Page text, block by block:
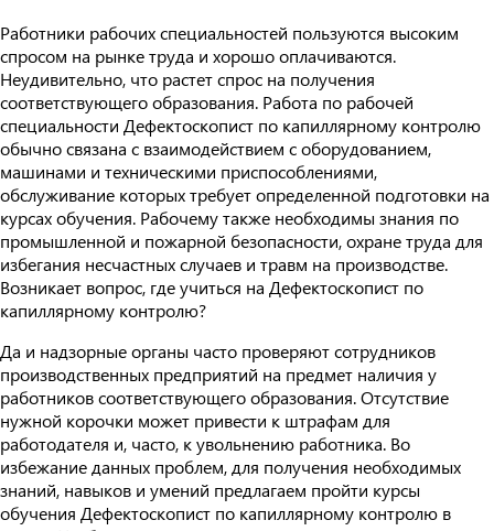
Работники рабочих специальностей пользуются высоким
спросом на рынке труда и хорошо оплачиваются.
Неудивительно, что растет спрос на получения
соответствующего образования. Работа по рабочей
специальности Дефектоскопист по капиллярному контролю
обычно связана с взаимодействием с оборудованием,
машинами и техническими приспособлениями,
обслуживание которых требует определенной подготовки на
курсах обучения. Рабочему также необходимы знания по
промышленной и пожарной безопасности, охране труда для
избегания несчастных случаев и травм на производстве.
Возникает вопрос, где учиться на Дефектоскопист по
капиллярному контролю?
Да и надзорные органы часто проверяют сотрудников
производственных предприятий на предмет наличия у
работников соответствующего образования. Отсутствие
нужной корочки может привести к штрафам для
работодателя и, часто, к увольнению работника. Во
избежание данных проблем, для получения необходимых
знаний, навыков и умений предлагаем пройти курсы
обучения Дефектоскопист по капиллярному контролю в